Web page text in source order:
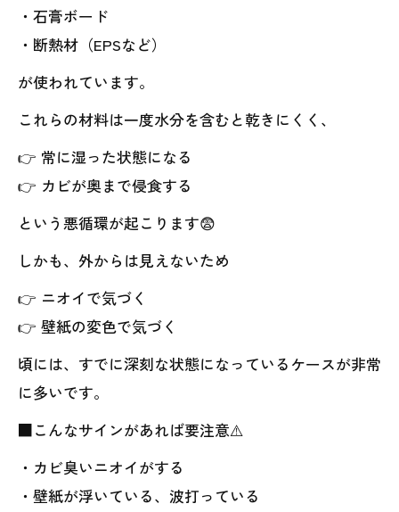
・石膏ボード
・断熱材（EPSなど）
が使われています。
これらの材料は一度水分を含むと乾きにくく、
👉 常に湿った状態になる
👉 カビが奥まで侵食する
という悪循環が起こります😨
しかも、外からは見えないため
👉 ニオイで気づく
👉 壁紙の変色で気づく
頃には、すでに深刻な状態になっているケースが非常
に多いです。
■こんなサインがあれば要注意⚠️
・カビ臭いニオイがする
・壁紙が浮いている、波打っている